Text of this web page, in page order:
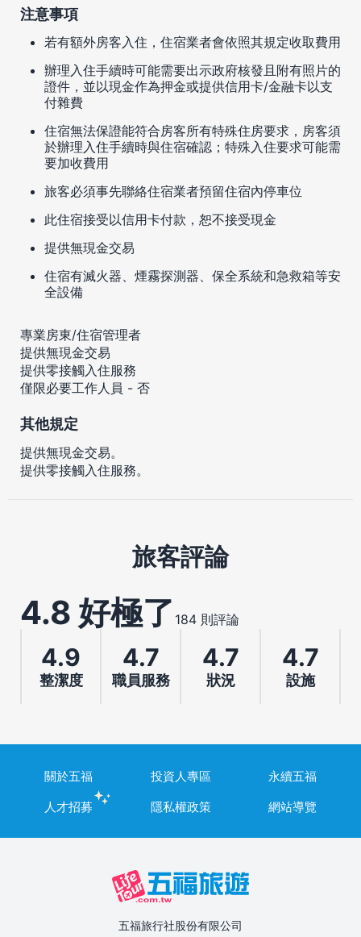
注意事項
若有額外房客入住，住宿業者會依照其規定收取費用
辦理入住手續時可能需要出示政府核發且附有照片的
證件，並以現金作為押金或提供信用卡/金融卡以支
付雜費
住宿無法保證能符合房客所有特殊住房要求，房客須
於辦理入住手續時與住宿確認；特殊入住要求可能需
要加收費用
旅客必須事先聯絡住宿業者預留住宿內停車位
此住宿接受以信用卡付款，恕不接受現金
提供無現金交易
住宿有滅火器、煙霧探測器、保全系統和急救箱等安
全設備
專業房東/住宿管理者
提供無現金交易
提供零接觸入住服務
僅限必要工作人員 - 否
其他規定
提供無現金交易。
提供零接觸入住服務。
旅客評論
4.8 好極了 184 則評論
4.9
整潔度
4.7
職員服務
4.7
狀況
4.7
設施
關於五福 投資人專區
永續五福
人才招募
隱私權政策 網站導覽
五福旅行社股份有限公司